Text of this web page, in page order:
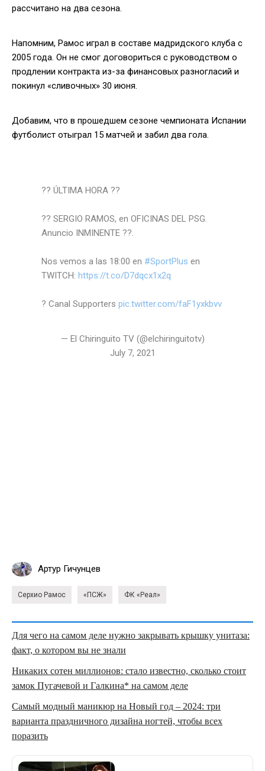
рассчитано на два сезона.
Напомним, Рамос играл в составе мадридского клуба с
2005 года. Он не смог договориться с руководством о
продлении контракта из-за финансовых разногласий и
покинул «сливочных» 30 июня.
Добавим, что в прошедшем сезоне чемпионата Испании
футболист отыграл 15 матчей и забил два гола.
?? ÚLTIMA HORA ??
?? SERGIO RAMOS, en OFICINAS DEL PSG.
Anuncio INMINENTE ??.
Nos vemos a las 18:00 en #SportPlus en
TWITCH: https://t.co/D7dqcx1x2q
? Canal Supporters pic.twitter.com/faF1yxkbvv
— El Chiringuito TV (@elchiringuitotv)
July 7, 2021
Артур Гичунцев
Серхио Рамос «ПСЖ» ФК «Реал»
Для чего на самом деле нужно закрывать крышку унитаза:
факт, о котором вы не знали
Никаких сотен миллионов: стало известно, сколько стоит
замок Пугачевой и Галкина* на самом деле
Самый модный маникюр на Новый год – 2024: три
варианта праздничного дизайна ногтей, чтобы всех
поразить